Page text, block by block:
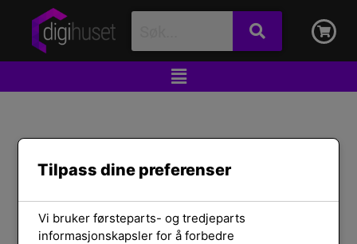
TØM FILTER
Lagerstatus
Vis kun på lager
Tilpass dine preferenser
Vi bruker førsteparts- og tredjeparts
informasjonskapsler for å forbedre